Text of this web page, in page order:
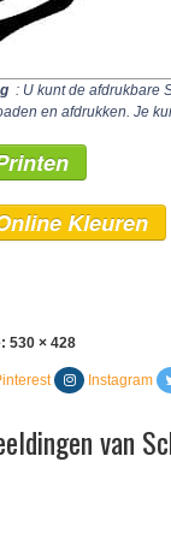
: U kunt de afdrukbare
en afdrukken. Je
Kleuren
530 × 428
Instagram
van